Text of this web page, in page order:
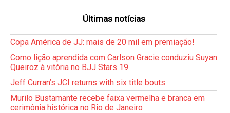
Últimas notícias
Copa América de JJ: mais de 20 mil em premiação!
Como lição aprendida com Carlson Gracie conduziu Suyan
Queiroz à vitória no BJJ Stars 19
Jeff Curran’s JCI returns with six title bouts
Murilo Bustamante recebe faixa vermelha e branca em
cerimônia histórica no Rio de Janeiro